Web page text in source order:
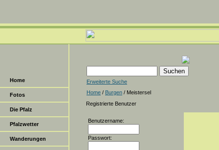
Home
Fotos
Die Pfalz
Pfalzwetter
Wanderungen
Erweiterte Suche
Home / Burgen / Meistersel
Registrierte Benutzer
Benutzername:
Passwort: